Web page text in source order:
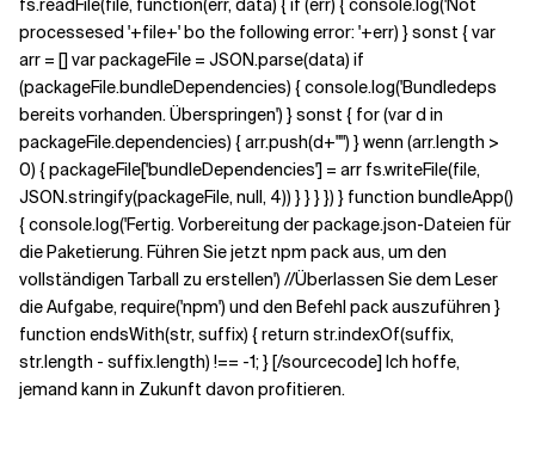
fs.readFile(file, function(err, data) { if (err) { console.log('Not
processesed '+file+' bo the following error: '+err) } sonst { var
arr = [] var packageFile = JSON.parse(data) if
(packageFile.bundleDependencies) { console.log('Bundledeps
bereits vorhanden. Überspringen') } sonst { for (var d in
packageFile.dependencies) { arr.push(d+"") } wenn (arr.length >
0) { packageFile['bundleDependencies'] = arr fs.writeFile(file,
JSON.stringify(packageFile, null, 4)) } } } }) } function bundleApp()
{ console.log('Fertig. Vorbereitung der package.json-Dateien für
die Paketierung. Führen Sie jetzt npm pack aus, um den
vollständigen Tarball zu erstellen') //Überlassen Sie dem Leser
die Aufgabe, require('npm') und den Befehl pack auszuführen }
function endsWith(str, suffix) { return str.indexOf(suffix,
str.length - suffix.length) !== -1; } [/sourcecode] Ich hoffe,
jemand kann in Zukunft davon profitieren.